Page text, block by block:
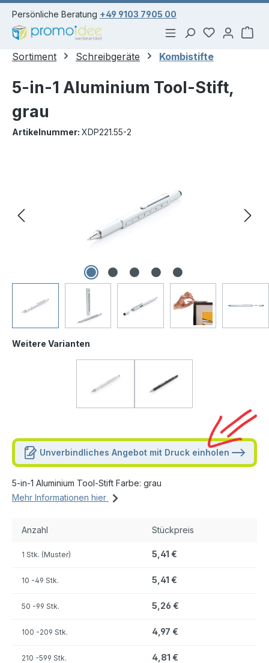
springen
Persönliche Beratung +49 9103 7905 00
Du hast 0
Sortiment Schreibgeräte Kombistifte
5-in-1 Aluminium Tool-Stift,
grau
Artikelnummer: XDP221.55-2
Weitere Varianten
Unverbindliches Angebot mit Druck einholen
5-in-1 Aluminium Tool-Stift Farbe: grau
Mehr Informationen hier
Anzahl Stückpreis
1 Stk. (Muster) 5,41 €
10 -49 Stk. 5,41 €
50 -99 Stk. 5,26 €
100 -209 Stk. 4,97 €
210 -599 Stk. 4,81 €